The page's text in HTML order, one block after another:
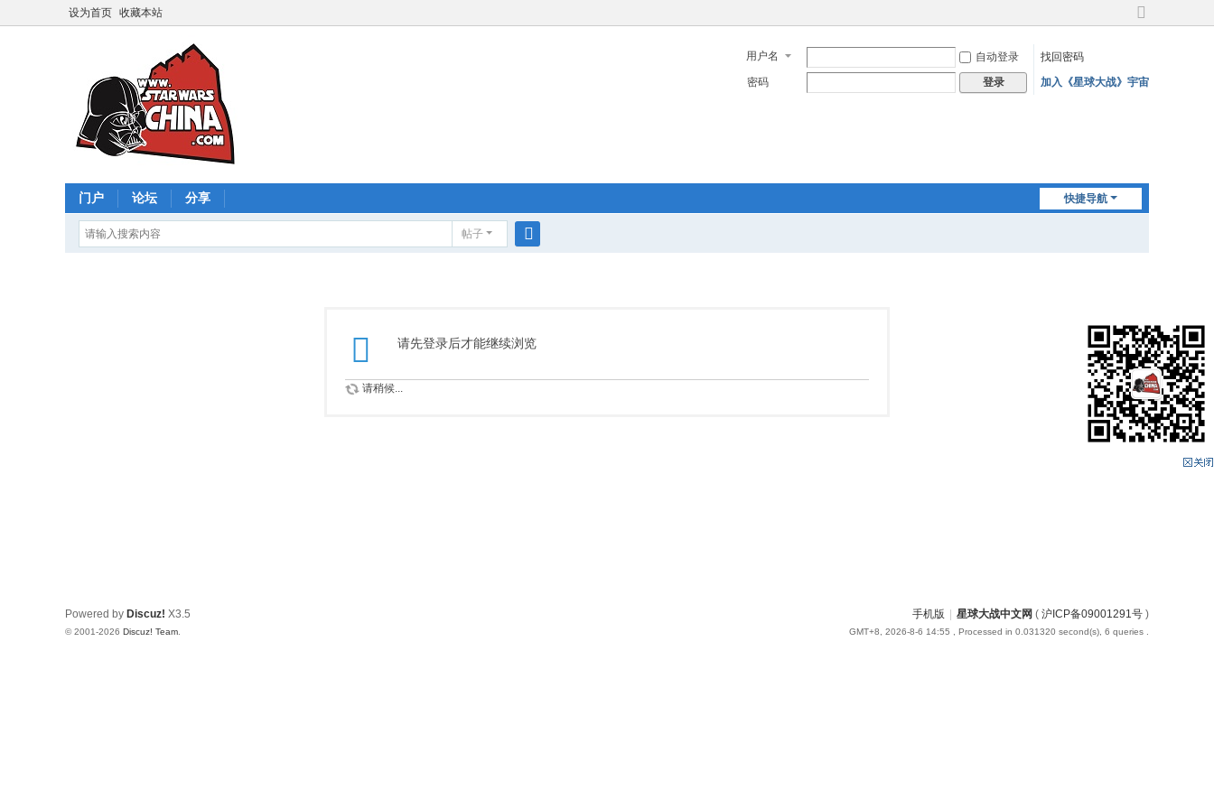
设为首页 收藏本站
切
宽
用户名 自动登录
找回密码
密码
登录 加入《星球大战》宇宙
快捷导航
门户 论坛 分享
帖子
请先登录后才能继续浏览
请稍候...
手机版 星球大战中文网 ( 沪ICP备09001291号 )
GMT+8, 2026-8-6 14:55 , Processed in 0.031320 second(s), 6 queries .
Powered by Discuz! X3.5
© 2001-2026 Discuz! Team